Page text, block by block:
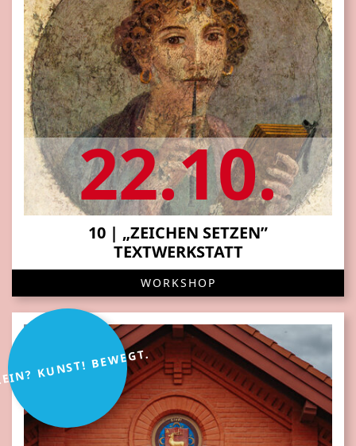
22.10.
10 | „ZEICHEN SETZEN”
TEXTWERKSTATT
WORKSHOP
KUNST! BEWEGT.